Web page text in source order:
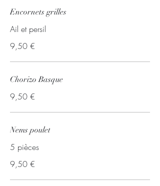
Encornets grilles
Ail et persil
9,50 €
Chorizo Basque
9,50 €
Nems poulet
5 pièces
9,50 €